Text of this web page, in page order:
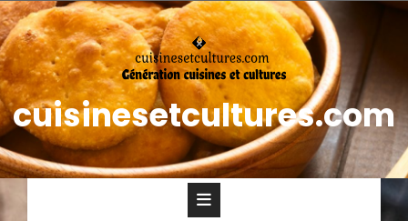
cuisinesetcultures.com